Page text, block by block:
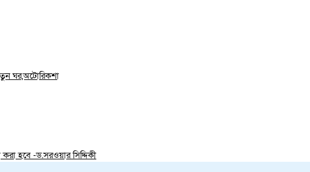
ঘর,অটোরিকশা
হবে -ড.সরওয়ার সিদ্দিকী